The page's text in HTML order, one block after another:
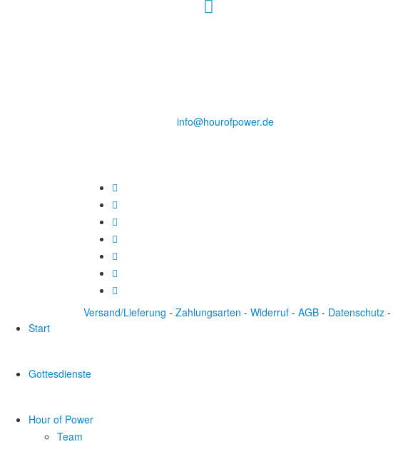
info@hourofpower.de
Versand/Lieferung - Zahlungsarten - Widerruf - AGB - Datenschutz -
Start
Gottesdienste
Hour of Power
Team